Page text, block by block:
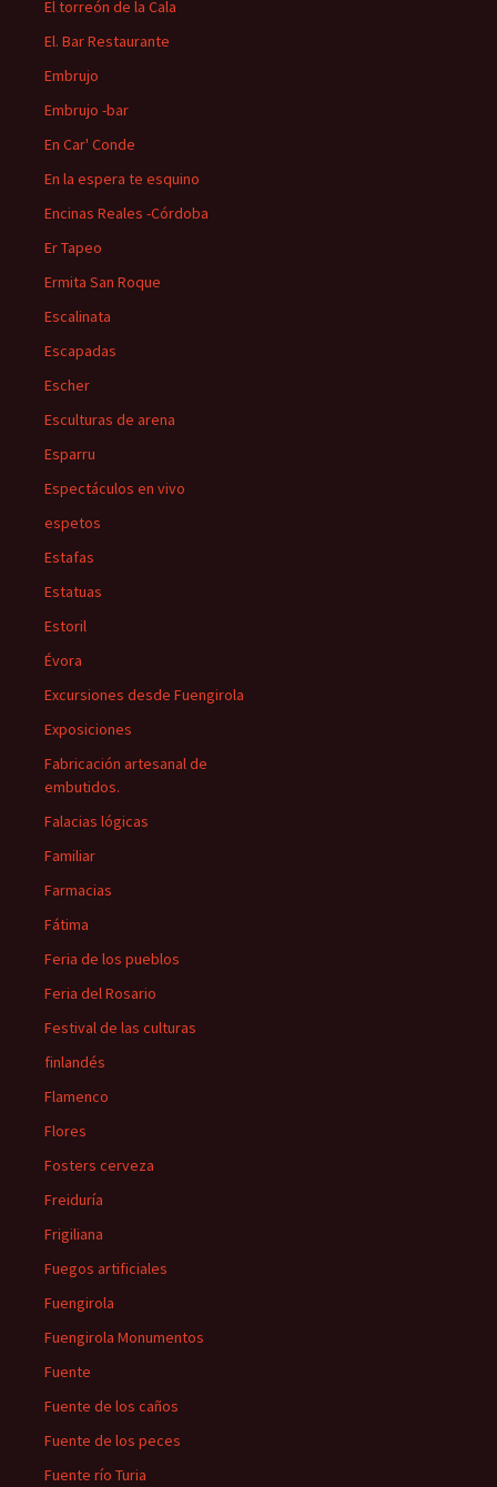
El torreón de la Cala
El. Bar Restaurante
Embrujo
Embrujo -bar
En Car' Conde
En la espera te esquino
Encinas Reales -Córdoba
Er Tapeo
Ermita San Roque
Escalinata
Escapadas
Escher
Esculturas de arena
Esparru
Espectáculos en vivo
espetos
Estafas
Estatuas
Estoril
Évora
Excursiones desde Fuengirola
Exposiciones
Fabricación artesanal de
embutidos.
Falacias lógicas
Familiar
Farmacias
Fátima
Feria de los pueblos
Feria del Rosario
Festival de las culturas
finlandés
Flamenco
Flores
Fosters cerveza
Freiduría
Frigiliana
Fuegos artificiales
Fuengirola
Fuengirola Monumentos
Fuente
Fuente de los caños
Fuente de los peces
Fuente río Turia